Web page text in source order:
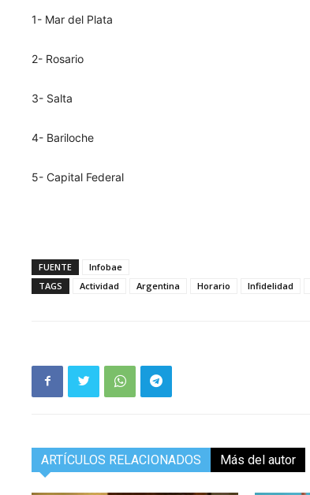
1- Mar del Plata
2- Rosario
3- Salta
4- Bariloche
5- Capital Federal
FUENTE
Infobae
TAGS
Actividad Argentina Horario Infidelidad
ARTÍCULOS RELACIONADOS Más del autor